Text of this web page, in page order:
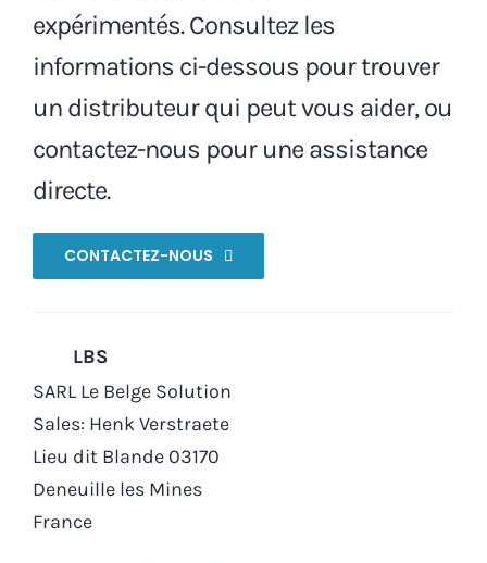
expérimentés. Consultez les
informations ci-dessous pour trouver
un distributeur qui peut vous aider, ou
contactez-nous pour une assistance
directe.
CONTACTEZ-NOUS
LBS
SARL Le Belge Solution
Sales: Henk Verstraete
Lieu dit Blande 03170
Deneuille les Mines
France